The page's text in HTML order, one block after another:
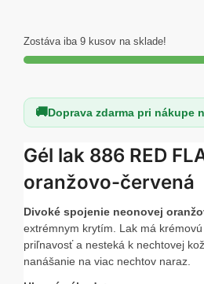
Gél lak 886 RED
oranžovo-červená
Divoké spojenie neonovej
extrémnym krytím. Lak má
priľnavosť a nesteká k nechtovej
nanášanie na viac nechtov naraz.
886
RED
7g
Zostáva iba 9 kusov na sklade!
Doprava zdarma pri nákupe